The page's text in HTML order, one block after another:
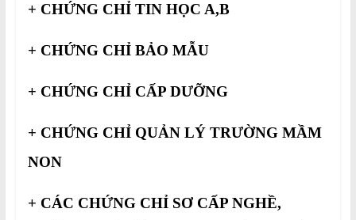
+ CHỨNG CHỈ TIN HỌC A,B
+ CHỨNG CHỈ BẢO MẪU
+ CHỨNG CHỈ CẤP DƯỠNG
+ CHỨNG CHỈ QUẢN LÝ TRƯỜNG MẦM
NON
+ CÁC CHỨNG CHỈ SƠ CẤP NGHỀ,